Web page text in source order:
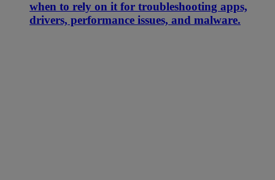
when to rely on it for troubleshooting apps,
drivers, performance issues, and malware.